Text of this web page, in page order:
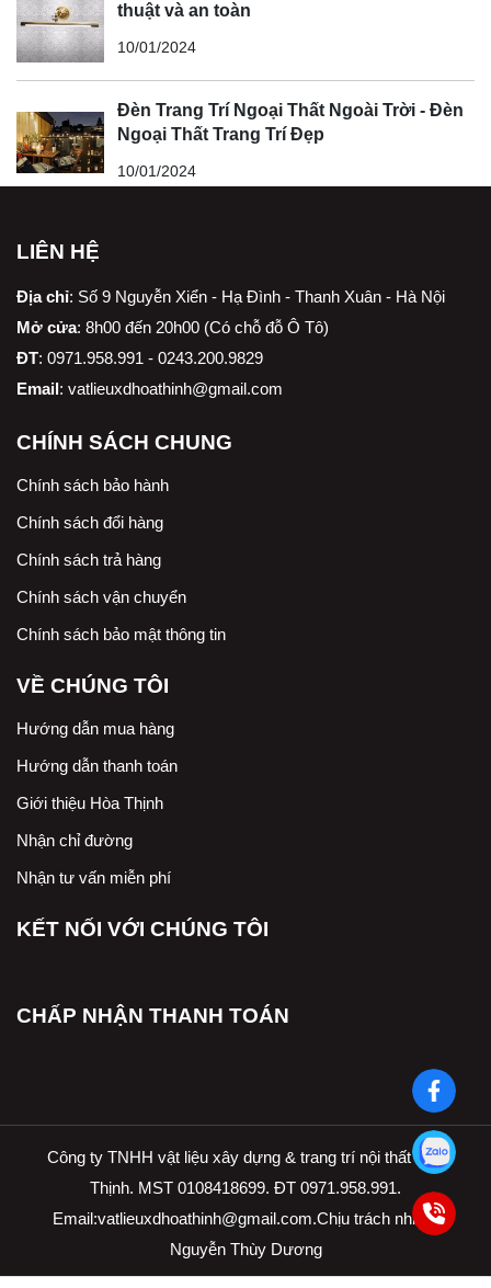
thuật và an toàn
10/01/2024
Đèn Trang Trí Ngoại Thất Ngoài Trời - Đèn
Ngoại Thất Trang Trí Đẹp
10/01/2024
LIÊN HỆ
Địa chỉ: Số 9 Nguyễn Xiển - Hạ Đình - Thanh Xuân - Hà Nội
Mở cửa: 8h00 đến 20h00 (Có chỗ đỗ Ô Tô)
ĐT: 0971.958.991 - 0243.200.9829
Email: vatlieuxdhoathinh@gmail.com
CHÍNH SÁCH CHUNG
Chính sách bảo hành
Chính sách đổi hàng
Chính sách trả hàng
Chính sách vận chuyển
Chính sách bảo mật thông tin
VỀ CHÚNG TÔI
Hướng dẫn mua hàng
Hướng dẫn thanh toán
Giới thiệu Hòa Thịnh
Nhận chỉ đường
Nhận tư vấn miễn phí
KẾT NỐI VỚI CHÚNG TÔI
CHẤP NHẬN THANH TOÁN
Công ty TNHH vật liệu xây dựng & trang trí nội thất Hòa
Thịnh. MST 0108418699. ĐT 0971.958.991.
Email:vatlieuxdhoathinh@gmail.com.Chịu trách nhiệm
Nguyễn Thùy Dương